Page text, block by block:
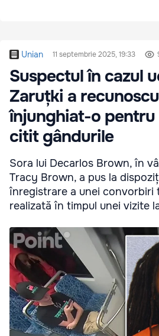
Unian 11 septembrie 2025, 19:33
Suspectul în cazul
Zaruțki a
înjunghiat-o pentru
citit gândurile
Sora lui Decarlos Brown, în
Tracy Brown, a pus la
înregistrare a unei convorbiri
realizată în timpul unei vizite